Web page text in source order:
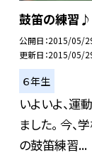
鼓笛の練習♪
公開日 2015/05/
更新日 2015/05/
６年生
いよいよ、運
ました。 今、
の鼓笛練習...